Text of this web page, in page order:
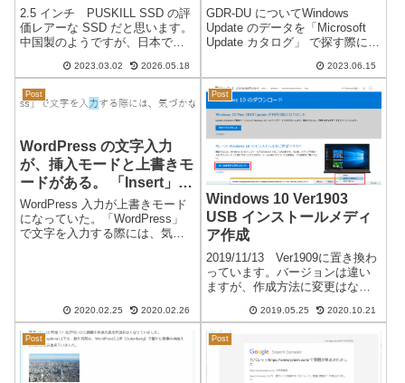
2.5 インチ PUSKILL SSD の評
価レアーな SSD だと思います。
中国製のようですが、日本で購
ん。その SSD を某ショップが中
たので PUSKILL-SSD を使用し
2023.03.02 2026.05.18
GDR-DU についてWindows
Update のデータを「Microsoft
Update カタログ」 で探す際に、
というものがあるが、「GDRー
DU」の意味がいまいち・微妙に
分かりにくい…...
2023.06.15
Post
WordPress の文字入力
が、挿入モードと上書きモ
ードがある。 「Insert」キ
ーで切り替え
WordPress 入力が上書きモード
になっていた。「WordPress」
で文字を入力する際には、気づ
落ごとに入力のやり直しにな...
2020.02.25 2020.02.26
Post
Windows 10 Ver1903
USB インストールメディ
ア作成
2019/11/13 Ver1909に置き換わ
っています。バージョンは違い
ますが、作成方法に変更はない
Ver.20H2のアップデートに変更
になっています。Windows 10
Ver1903 USB イ...
2019.05.25 2020.10.21
Post Post